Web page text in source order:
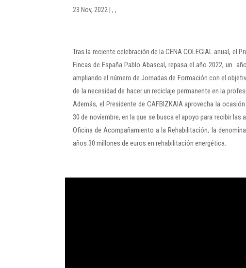
23 Nov, 2022 |,,
Tras la reciente celebración de la CENA COLEGIAL anual, el
Fincas de España Pablo Abascal, repasa el año 2022, un
ampliando el número de Jornadas de Formación con el
de la necesidad de hacer un reciclaje permanente en la
Además, el Presidente de CAFBIZKAIA aprovecha la
30 de noviembre, en la que se busca el apoyo para recibir
Oficina de Acompañamiento a la Rehabilitación, la
años 30 millones de euros en rehabilitación energética.